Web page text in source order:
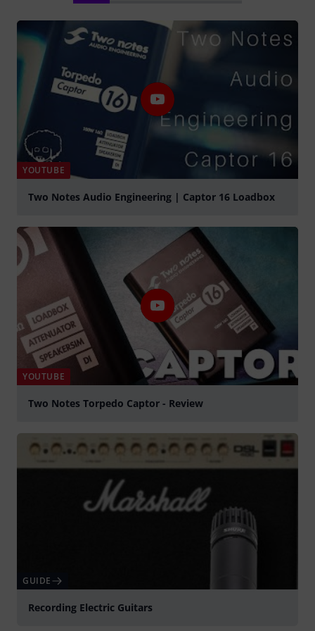
YOUTUBE
Two Notes Audio Engineering | Captor 16 Loadbox
YOUTUBE
Two Notes Torpedo Captor - Review
GUIDE
Recording Electric Guitars